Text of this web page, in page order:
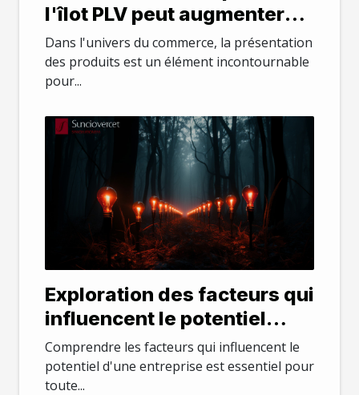
l'îlot PLV peut augmenter
l'attrait des produits en
magasin
Dans l'univers du commerce, la présentation
des produits est un élément incontournable
pour...
Exploration des facteurs qui
influencent le potentiel
d'une entreprise
Comprendre les facteurs qui influencent le
potentiel d'une entreprise est essentiel pour
toute...